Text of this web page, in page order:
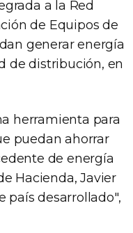
a la Red
de Equipos de
generar energía
de distribución, en
herramienta para
puedan ahorrar
de energía
Hacienda, Javier
país desarrollado",